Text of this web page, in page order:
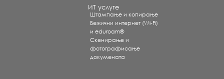
ИТ услуге
Штампање и копирање
Бежични интернет (Wi-Fi)
и eduroam®
Скенирање и
фотографисање
докумената